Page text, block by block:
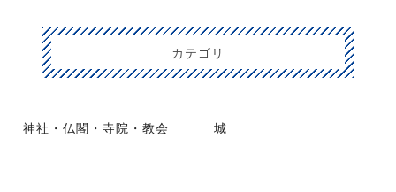
カテゴリ
神社・仏閣・寺院・教会 城